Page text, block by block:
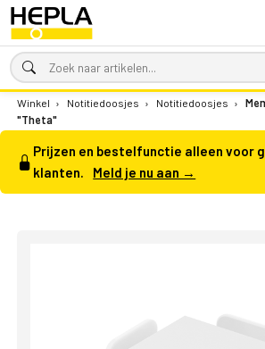
Winkel › Notitiedoosjes › Notitiedoosjes ›
"Theta"
Prijzen en bestelfunctie alleen voor
klanten.
Meld je nu aan →